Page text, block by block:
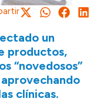
un
productos,
“novedosos”
clínicas.